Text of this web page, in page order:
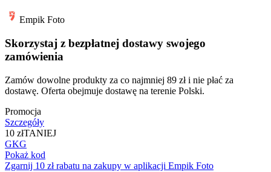
Empik Foto
Skorzystaj z bezpłatnej dostawy swojego
zamówienia
Zamów dowolne produkty za co najmniej 89 zł i nie płać za
dostawę. Oferta obejmuje dostawę na terenie Polski.
Promocja
Szczegóły
10 złTANIEJ
GKG
Pokaż kod
Zgarnij 10 zł rabatu na zakupy w aplikacji Empik Foto